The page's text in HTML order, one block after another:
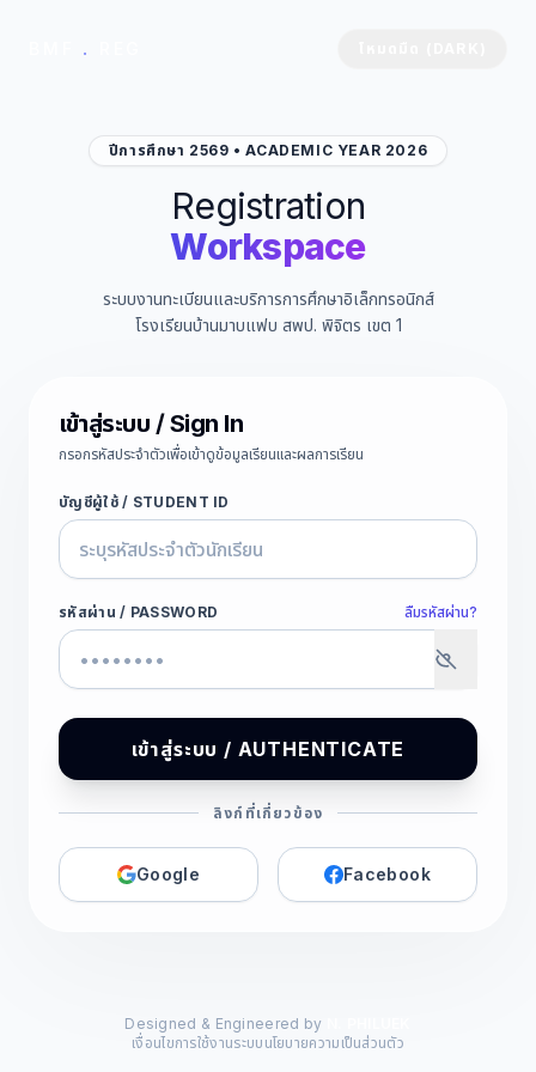
.
ปีการศึกษา 2569 • ACADEMIC YEAR 2026
Registration
Workspace
ระบบงานทะเบียนและบริการการศึกษาอิเล็กทรอนิกส์
โรงเรียนบ้านมาบแฟบ สพป. พิจิตร เขต 1
เข้าสู่ระบบ / Sign In
กรอกรหัสประจำตัวเพื่อเข้าดูข้อมูลเรียนและผลการเรียน
บัญชีผู้ใช้ / STUDENT ID
รหัสผ่าน / PASSWORD ลืมรหัสผ่าน?
เข้าสู่ระบบ / AUTHENTICATE
ลิงก์ที่เกี่ยวข้อง
Google Facebook
Designed & Engineered by
เงื่อนไขการใช้งานระบบ นโยบายความเป็นส่วนตัว